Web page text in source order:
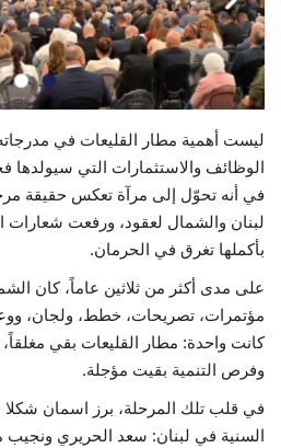
ليست أهمية مطار القليعات في
الوظائف والاستثمارات التي سيولدها
في أنه تحوّل إلى مرآة تعكس حقيقة
لبنان والشمال لعقود، ورفعت شعارات
بأكملها تغرق في الحرمان.
على مدى أكثر من ثلاثين عاماً، كان
مؤتمرات، تصريحات، خطط، ولجان،
كانت واحدة: مطار القليعات بقي
وفرص التنمية بقيت مؤجلة.
في قلب تلك المرحلة، برز اسمان شكلا
السنية في لبنان: سعد الحريري ونجيب